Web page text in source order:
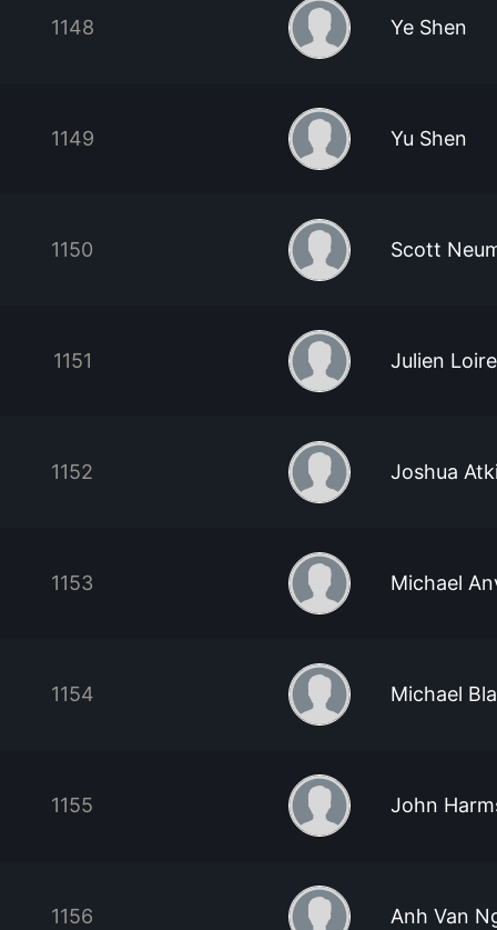
1148 Ye Shen
1149 Yu Shen
1150 Scott
1151 Julien Loire
1152 Joshua
1153 Michael
1154 Michael
1155 John
1156 Anh Van